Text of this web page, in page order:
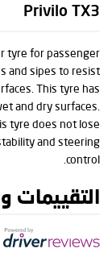
Privilo TX3
tyre for passenger
and sipes to resist
This tyre has
and dry surfaces.
tyre does not lose
and steering
control.
التقييمات